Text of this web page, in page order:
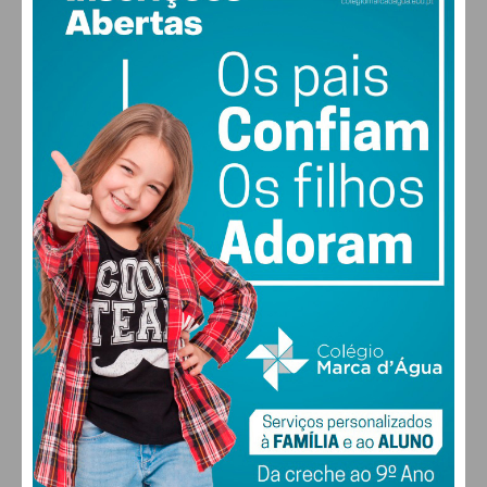
Assine nossa newsletter por e-mail e
obtenha de forma regular a informação
atualizada.
Eu li e concordo com ostermos e
condições
18
MAX 18 • MIN 18
29°
SEX
30
SÁB
27 °
DOM
29 °
SEG
FARMACIAS DE SERVIÇO EM PAÇOS DE
FERREIRA